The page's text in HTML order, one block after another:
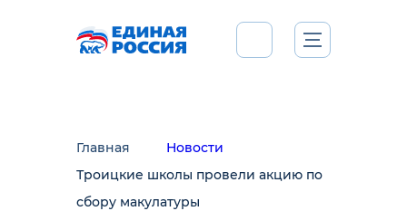
Главная
Новости
Троицкие школы провели акцию по
сбору макулатуры